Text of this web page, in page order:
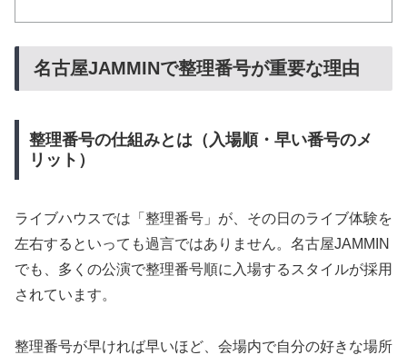
名古屋JAMMINで整理番号が重要な理由
整理番号の仕組みとは（入場順・早い番号のメ
リット）
ライブハウスでは「整理番号」が、その日のライブ体験を
左右するといっても過言ではありません。名古屋JAMMIN
でも、多くの公演で整理番号順に入場するスタイルが採用
されています。
整理番号が早ければ早いほど、会場内で自分の好きな場所